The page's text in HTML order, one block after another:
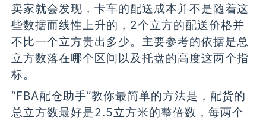
卖家就会发现，卡车的配送成本并不是随着这
些数据而线性上升的，2个立方的配送价格并
不比一个立方贵出多少。主要参考的依据是总
立方数落在哪个区间以及托盘的高度这两个指
标。
“FBA配仓助手”教你最简单的方法是，配货的
总立方数最好是2.5立方米的整倍数，每两个